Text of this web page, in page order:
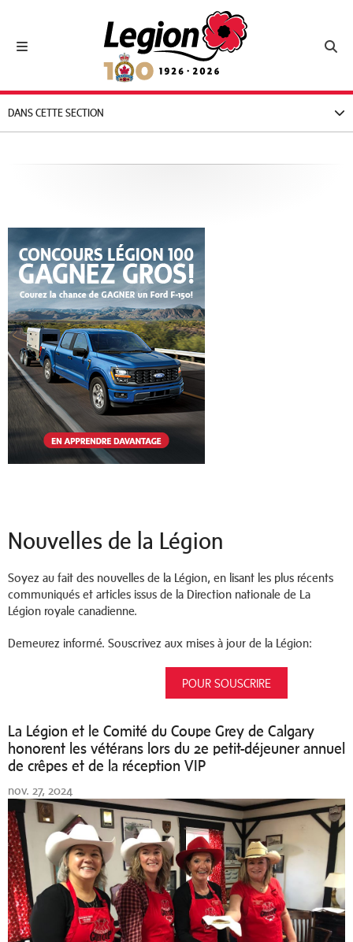
Toggle navigation
Royal Canadian Legion
DANS CETTE SECTION
Nouvelles de la Légion
Soyez au fait des nouvelles de la Légion, en lisant les plus récents
communiqués et articles issus de la Direction nationale de La
Légion royale canadienne.
Demeurez informé. Souscrivez aux mises à jour de la Légion:
POUR SOUSCRIRE
La Légion et le Comité du Coupe Grey de Calgary
honorent les vétérans lors du 2e petit-déjeuner annuel
de crêpes et de la réception VIP
nov. 27, 2024